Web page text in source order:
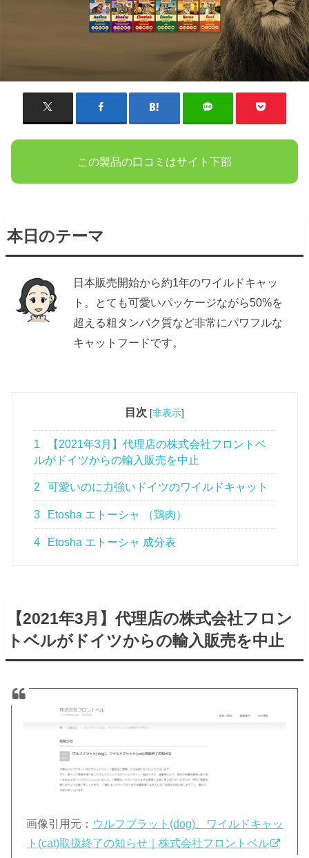
この製品の口コミはサイト下部
本日のテーマ
日本販売開始から約1年のワイルドキャッ
ト。とても可愛いパッケージながら50%を
超える粗タンパク質など非常にパワフルな
キャットフードです。
目次 [非表示]
1
【2021年3月】代理店の株式会社フロントベ
ルがドイツからの輸入販売を中止
2 可愛いのに力強いドイツのワイルドキャット
3 Etosha エトーシャ （鶏肉）
4 Etosha エトーシャ 成分表
【2021年3月】代理店の株式会社フロン
トベルがドイツからの輸入販売を中止
画像引用元： ウルフブラット(dog)、ワイルドキャッ
ト(cat)取扱終了の知らせ｜株式会社フロントベル